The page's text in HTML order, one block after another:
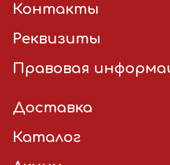
Контакты
Реквизиты
Правовая
Доставка
Каталог